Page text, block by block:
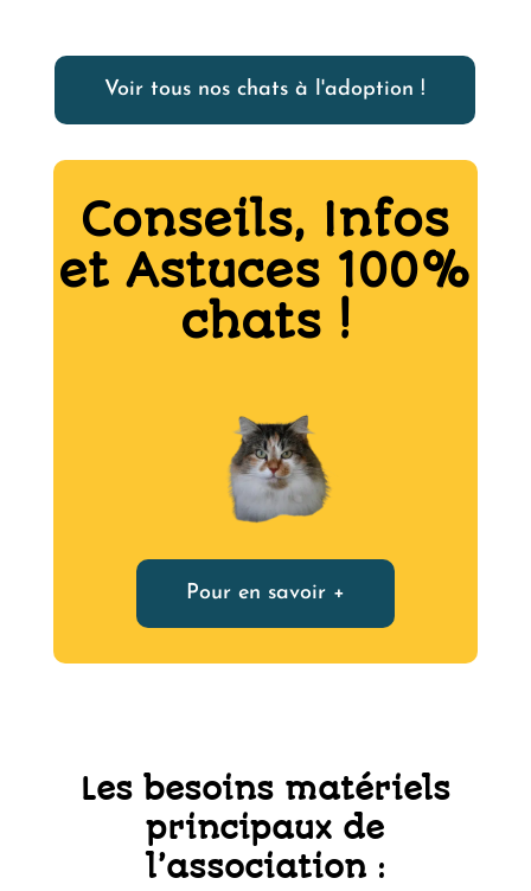
Voir tous nos chats à l'adoption !
Conseils, Infos
et Astuces 100%
chats !
Pour en savoir +
Les besoins matériels
principaux de
l’association :